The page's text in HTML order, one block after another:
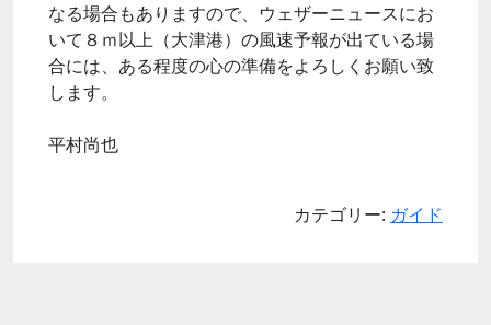
なる場合もありますので、ウェザーニュースにお
いて８ｍ以上（大津港）の風速予報が出ている場
合には、ある程度の心の準備をよろしくお願い致
します。
平村尚也
カテゴリー: ガイド